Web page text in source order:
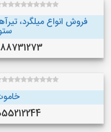
فروش انواع میلگرد،
09188731273
09055212244